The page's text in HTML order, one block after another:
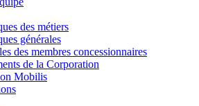
des métiers
générales
des membres concessionnaires
de la Corporation
Mobilis